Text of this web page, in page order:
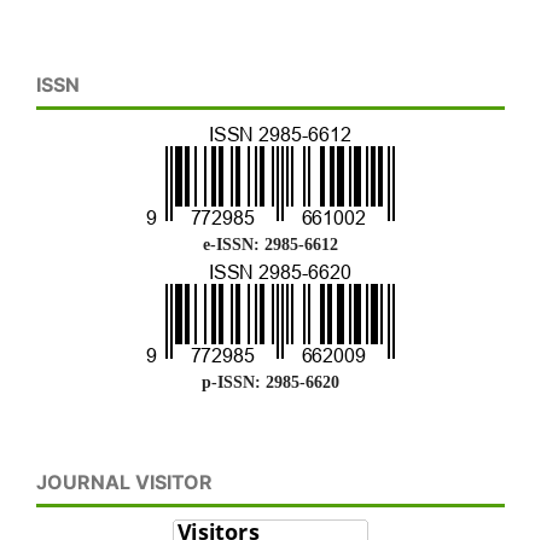
ISSN
e-ISSN: 2985-6612
p-ISSN: 2985-6620
JOURNAL VISITOR